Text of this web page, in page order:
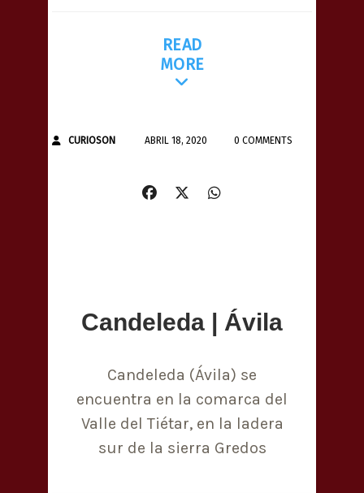
READ
MORE
CURIOSON ABRIL 18, 2020 0 COMMENTS
Candeleda | Ávila
Candeleda (Ávila) se
encuentra en la comarca del
Valle del Tiétar, en la ladera
sur de la sierra Gredos